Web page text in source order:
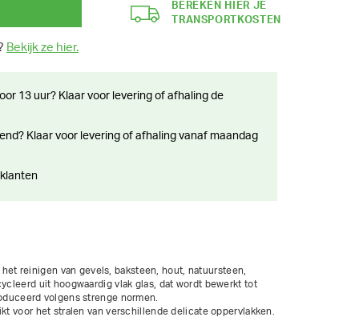
Bekijk ze hier.
BEREKEN HIER JE
TRANSPORTKOSTEN
klanten
reinigen van gevels, baksteen, hout, natuursteen,
uit hoogwaardig vlak glas, dat wordt bewerkt tot
volgens strenge normen.
voor het stralen van verschillende delicate oppervlakken.